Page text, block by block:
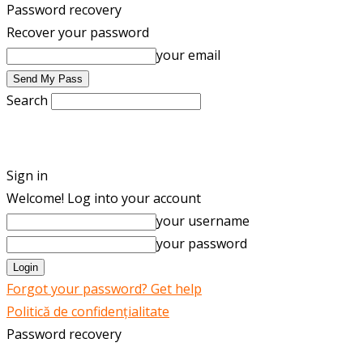
Password recovery
Recover your password
your email
Search
Sign in
Welcome! Log into your account
your username
your password
Forgot your password? Get help
Politică de confidențialitate
Password recovery